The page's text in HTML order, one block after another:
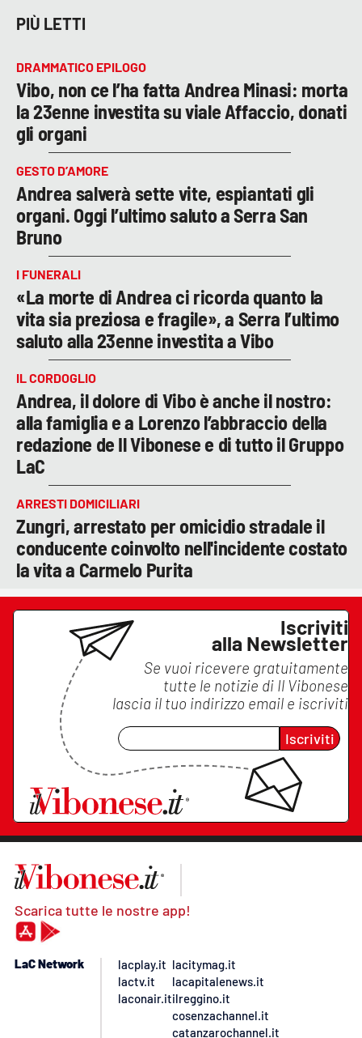
PIÙ LETTI
DRAMMATICO EPILOGO
Vibo, non ce l’ha fatta Andrea Minasi: morta
la 23enne investita su viale Affaccio, donati
gli organi
GESTO D’AMORE
Andrea salverà sette vite, espiantati gli
organi. Oggi l’ultimo saluto a Serra San
Bruno
I FUNERALI
«La morte di Andrea ci ricorda quanto la
vita sia preziosa e fragile», a Serra l’ultimo
saluto alla 23enne investita a Vibo
IL CORDOGLIO
Andrea, il dolore di Vibo è anche il nostro:
alla famiglia e a Lorenzo l’abbraccio della
redazione de Il Vibonese e di tutto il Gruppo
LaC
ARRESTI DOMICILIARI
Zungri, arrestato per omicidio stradale il
conducente coinvolto nell'incidente costato
la vita a Carmelo Purita
Iscriviti
alla Newsletter
Se vuoi ricevere gratuitamente
tutte le notizie di Il Vibonese
lascia il tuo indirizzo email e iscriviti
Iscriviti
Scarica tutte le nostre app!
LaC Network
lacplay.it
lactv.it
laconair.it
lacitymag.it
lacapitalenews.it
ilreggino.it
cosenzachannel.it
catanzarochannel.it